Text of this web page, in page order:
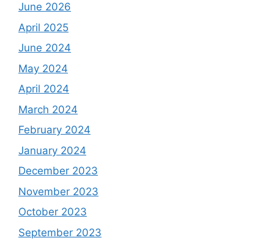
June 2026
April 2025
June 2024
May 2024
April 2024
March 2024
February 2024
January 2024
December 2023
November 2023
October 2023
September 2023